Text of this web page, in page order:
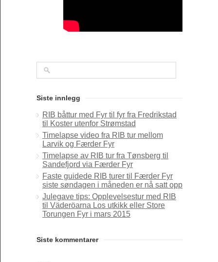
Siste innlegg
RIB båttur med Fyr til fyr fra Fredrikstad
til Koster utenfor Strømstad
Timelapse video fra RIB tur mellom
Larvik og Færder Fyr
Timelapse av RIB tur fra Tønsberg til
Sandefjord via Færder Fyr
Faste guidede RIB turer til Færder Fyr
siste søndagen i måneden er nå satt opp
Julegave tips: Opplevelsestur med RIB
til Väderöarna Los utkikk eller Store
Torungen Fyr i mars 2015
Siste kommentarer